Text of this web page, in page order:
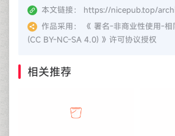
本文链接：
https://nicepub.top/
作品采用：
《 署名-非商业性使用-
(CC BY-NC-SA 4.0) 》许可协议授权
相关推荐